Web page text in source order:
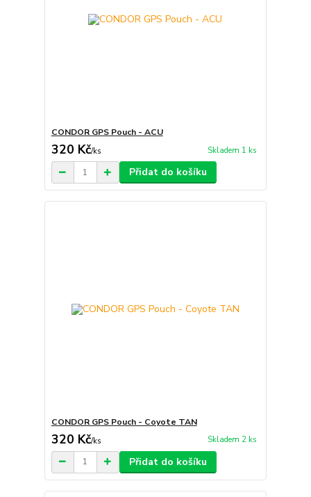
CONDOR GPS Pouch - ACU
320 Kč/ks Skladem 1 ks
Přidat do košíku
CONDOR GPS Pouch - Coyote TAN
320 Kč/ks Skladem 2 ks
Přidat do košíku